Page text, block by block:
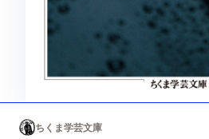
ちくま学芸文庫